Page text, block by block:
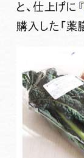
と、仕上げに『
購入した「薬